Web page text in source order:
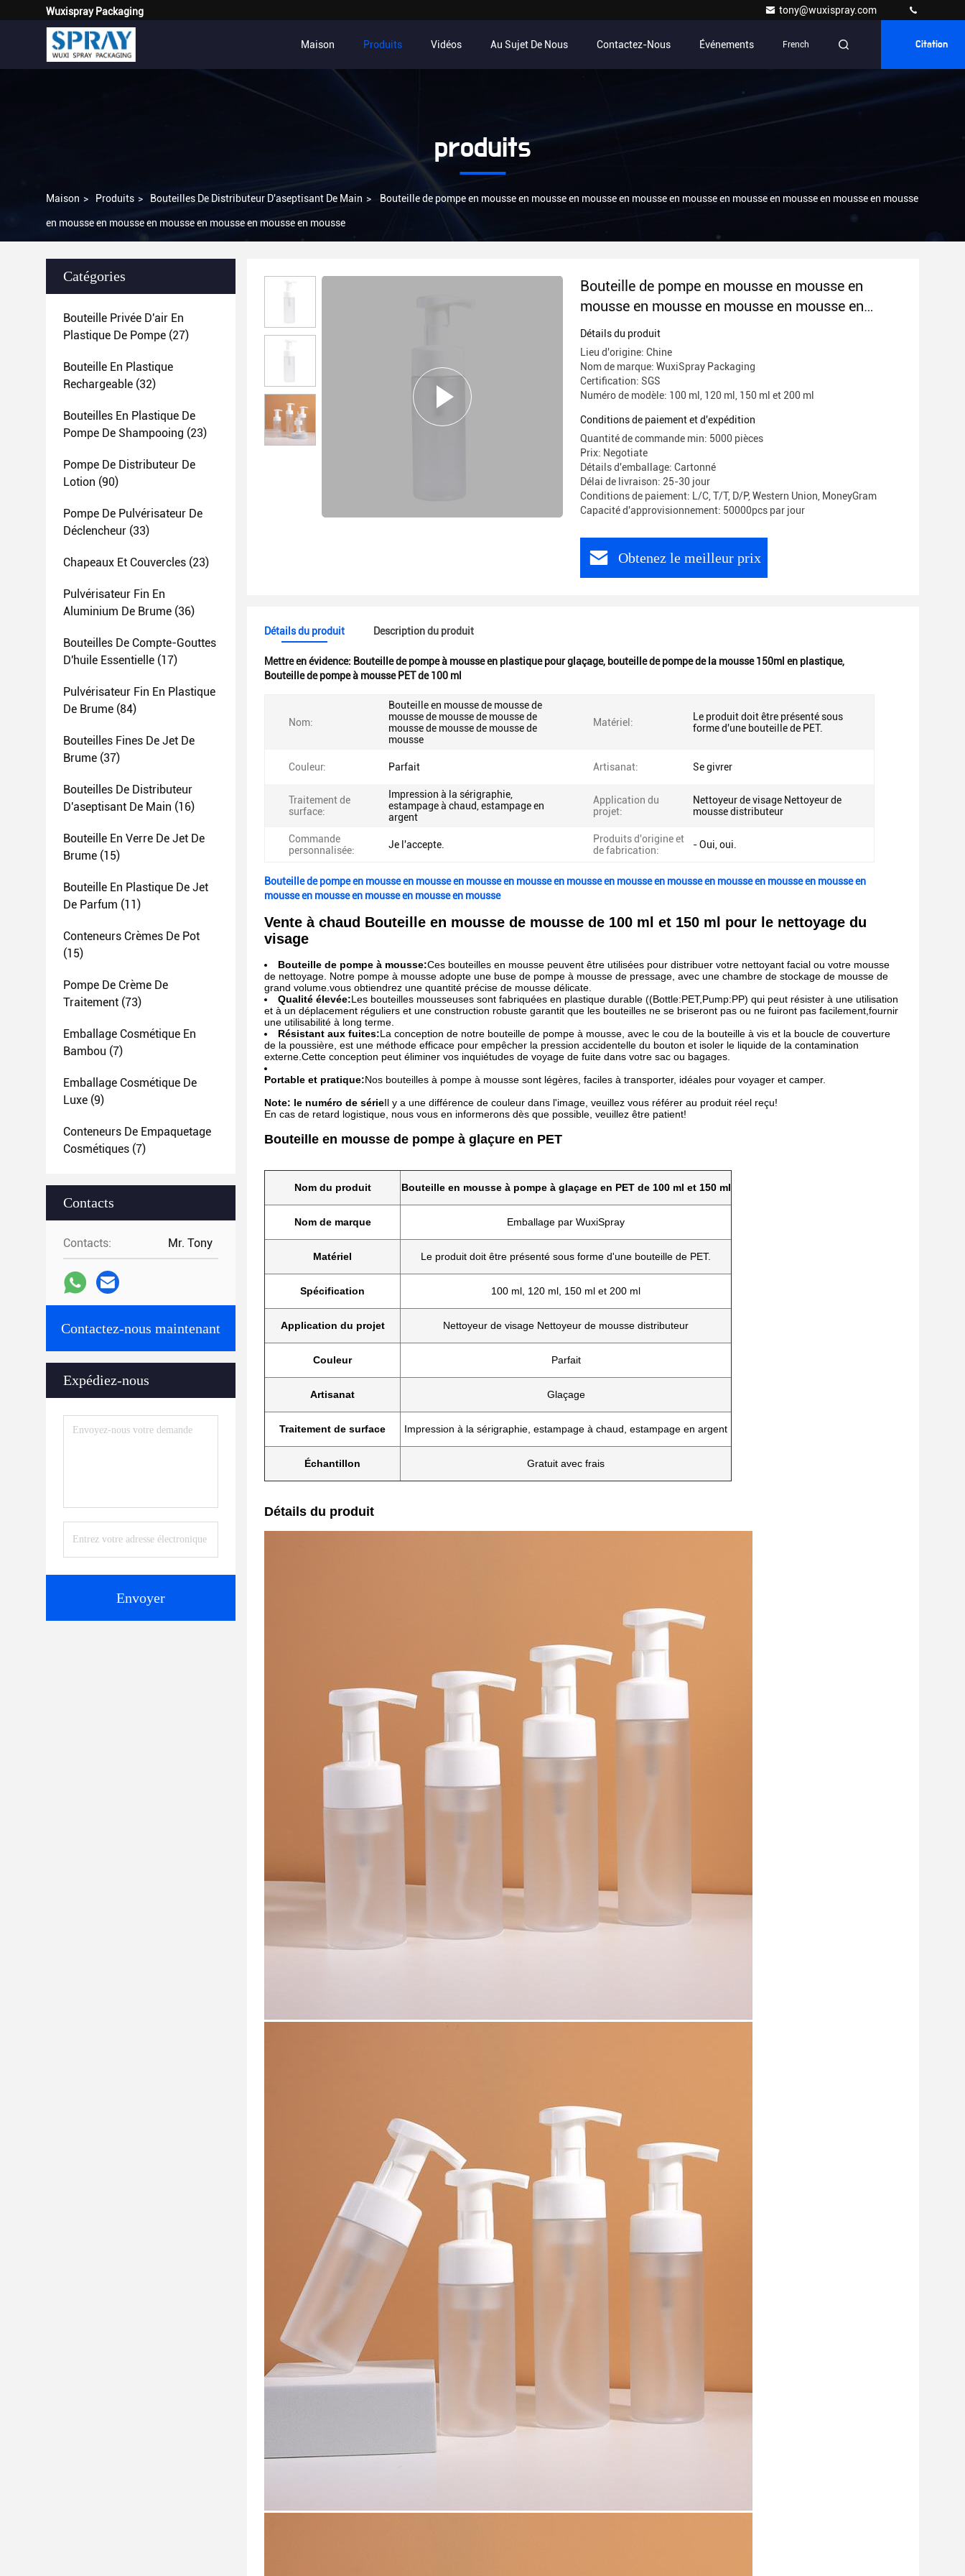
Wuxispray Packaging tony@wuxispray.com
Maison Produits Vidéos Au Sujet De Nous Contactez-Nous Événements French Citation
produits
Maison > Produits > Bouteilles De Distributeur D'aseptisant De Main > Bouteille de pompe en mousse en mousse en mousse en mousse en mousse en mousse en mousse en mousse en mousse
en mousse en mousse en mousse en mousse en mousse en mousse
Catégories
Bouteille Privée D'air En
Plastique De Pompe (27)
Bouteille En Plastique
Rechargeable (32)
Bouteilles En Plastique De
Pompe De Shampooing (23)
Pompe De Distributeur De
Lotion (90)
Pompe De Pulvérisateur De
Déclencheur (33)
Chapeaux Et Couvercles (23)
Pulvérisateur Fin En
Aluminium De Brume (36)
Bouteilles De Compte-Gouttes
D'huile Essentielle (17)
Pulvérisateur Fin En Plastique
De Brume (84)
Bouteilles Fines De Jet De
Brume (37)
Bouteilles De Distributeur
D'aseptisant De Main (16)
Bouteille En Verre De Jet De
Brume (15)
Bouteille En Plastique De Jet
De Parfum (11)
Conteneurs Crèmes De Pot
(15)
Pompe De Crème De
Traitement (73)
Emballage Cosmétique En
Bambou (7)
Emballage Cosmétique De
Luxe (9)
Conteneurs De Empaquetage
Cosmétiques (7)
Contacts
Contacts: Mr. Tony
Contactez-nous maintenant
Expédiez-nous
Envoyer
Bouteille de pompe en mousse en mousse en
mousse en mousse en mousse en mousse en
mousse en mousse en mousse en mousse en
mousse en mousse en mousse en mousse en
mousse
Détails du produit
Lieu d'origine: Chine
Nom de marque: WuxiSpray Packaging
Certification: SGS
Numéro de modèle: 100 ml, 120 ml, 150 ml et 200 ml
Conditions de paiement et d'expédition
Quantité de commande min: 5000 pièces
Prix: Negotiate
Détails d'emballage: Cartonné
Délai de livraison: 25-30 jour
Conditions de paiement: L/C, T/T, D/P, Western Union, MoneyGram
Capacité d'approvisionnement: 50000pcs par jour
Obtenez le meilleur prix
Détails du produit Description du produit
Mettre en évidence: Bouteille de pompe à mousse en plastique pour glaçage, bouteille de pompe de la mousse 150ml en plastique,
Bouteille de pompe à mousse PET de 100 ml
Nom:
Bouteille en mousse de mousse de
mousse de mousse de mousse de
mousse de mousse de mousse de
mousse
Matériel:
Le produit doit être présenté sous
forme d'une bouteille de PET.
Couleur: Parfait Artisanat: Se givrer
Traitement de
surface:
Impression à la sérigraphie,
estampage à chaud, estampage en
argent
Application du
projet:
Nettoyeur de visage Nettoyeur de
mousse distributeur
Commande
personnalisée:
Je l'accepte.
Produits d'origine et
de fabrication:
- Oui, oui.
Bouteille de pompe en mousse en mousse en mousse en mousse en mousse en mousse en mousse en mousse en mousse en mousse en
mousse en mousse en mousse en mousse en mousse
Vente à chaud Bouteille en mousse de mousse de 100 ml et 150 ml pour le nettoyage du
visage
Bouteille de pompe à mousse:Ces bouteilles en mousse peuvent être utilisées pour distribuer votre nettoyant facial ou votre mousse
de nettoyage. Notre pompe à mousse adopte une buse de pompe à mousse de pressage, avec une chambre de stockage de mousse de
grand volume.vous obtiendrez une quantité précise de mousse délicate.
Qualité élevée:Les bouteilles mousseuses sont fabriquées en plastique durable ((Bottle:PET,Pump:PP) qui peut résister à une utilisation
et à un déplacement réguliers et une construction robuste garantit que les bouteilles ne se briseront pas ou ne fuiront pas facilement,fournir
une utilisabilité à long terme.
Résistant aux fuites:La conception de notre bouteille de pompe à mousse, avec le cou de la bouteille à vis et la boucle de couverture
de la poussière, est une méthode efficace pour empêcher la pression accidentelle du bouton et isoler le liquide de la contamination
externe.Cette conception peut éliminer vos inquiétudes de voyage de fuite dans votre sac ou bagages.
Portable et pratique:Nos bouteilles à pompe à mousse sont légères, faciles à transporter, idéales pour voyager et camper.
Note: le numéro de sérieIl y a une différence de couleur dans l'image, veuillez vous référer au produit réel reçu!
En cas de retard logistique, nous vous en informerons dès que possible, veuillez être patient!
Bouteille en mousse de pompe à glaçure en PET
Nom du produit Bouteille en mousse à pompe à glaçage en PET de 100 ml et 150 ml
Nom de marque Emballage par WuxiSpray
Matériel Le produit doit être présenté sous forme d'une bouteille de PET.
Spécification 100 ml, 120 ml, 150 ml et 200 ml
Application du projet Nettoyeur de visage Nettoyeur de mousse distributeur
Couleur Parfait
Artisanat Glaçage
Traitement de surface Impression à la sérigraphie, estampage à chaud, estampage en argent
Échantillon Gratuit avec frais
Détails du produit